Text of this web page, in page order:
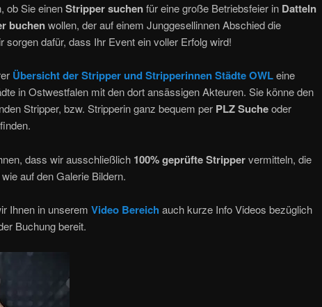
ob Sie einenStripper suchenfür eine große Betriebsfeier in Datteln
buchenwollen, der auf einem Junggesellinnen Abschied die
sorgen dafür, dass Ihr Event ein voller Erfolg wird!
Übersicht der Stripper und Stripperinnen Städte OWLeine
in Ostwestfalen mit den dort ansässigen Akteuren. Sie könne den
Stripper, bzw. Stripperin ganz bequem per PLZ Sucheoder
dass wir ausschließlich 100% geprüfte Strippervermitteln, die
auf den Galerie Bildern.
Ihnen in unserem Video Bereich auch kurze Info Videos bezüglich
Buchung bereit.